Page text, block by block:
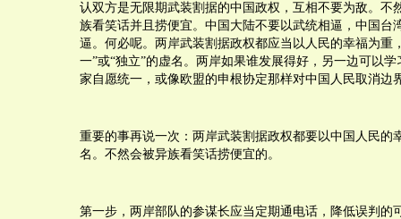
认双方是无限期武装割据的中国政权，互相不要为敌。不
族看笑话并且捞便宜。中国大陆不要以武统相逼，中国台
逼。何必呢。两岸武装割据政权都应当以人民的幸福为重
一”或“独立”的虚名。两岸如果谁发展得好，另一边可以
家自愿统一，或像欧盟的申根协定那样对中国人民取消边
重要的事再说一次：两岸武装割据政权都要以中国人民的
名。不然会被异族看笑话捞便宜的。
第一步，两岸部队的参谋长应当定期通电话，降低误判的